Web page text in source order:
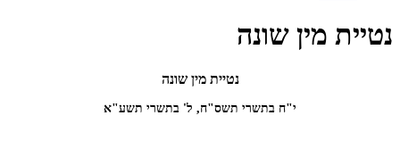
נטיית מין שונה
נטיית מין שונה
י"ח בתשרי תשס"ח, ל' בתשרי תשע"א